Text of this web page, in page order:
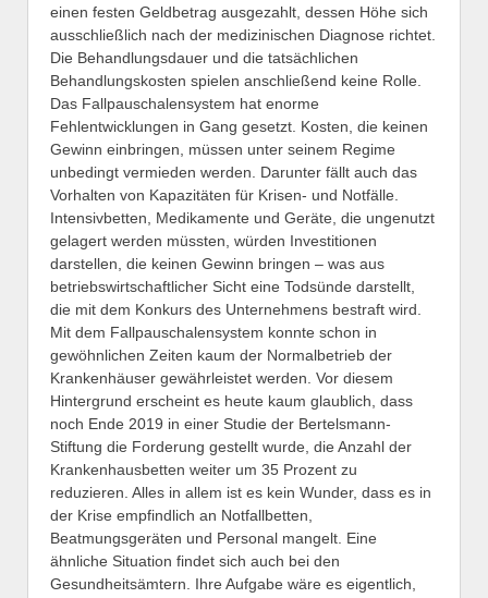
einen festen Geldbetrag ausgezahlt, dessen Höhe sich
ausschließlich nach der medizinischen Diagnose richtet.
Die Behandlungsdauer und die tatsächlichen
Behandlungskosten spielen anschließend keine Rolle.
Das Fallpauschalensystem hat enorme
Fehlentwicklungen in Gang gesetzt. Kosten, die keinen
Gewinn einbringen, müssen unter seinem Regime
unbedingt vermieden werden. Darunter fällt auch das
Vorhalten von Kapazitäten für Krisen- und Notfälle.
Intensivbetten, Medikamente und Geräte, die ungenutzt
gelagert werden müssten, würden Investitionen
darstellen, die keinen Gewinn bringen – was aus
betriebswirtschaftlicher Sicht eine Todsünde darstellt,
die mit dem Konkurs des Unternehmens bestraft wird.
Mit dem Fallpauschalensystem konnte schon in
gewöhnlichen Zeiten kaum der Normalbetrieb der
Krankenhäuser gewährleistet werden. Vor diesem
Hintergrund erscheint es heute kaum glaublich, dass
noch Ende 2019 in einer Studie der Bertelsmann-
Stiftung die Forderung gestellt wurde, die Anzahl der
Krankenhausbetten weiter um 35 Prozent zu
reduzieren. Alles in allem ist es kein Wunder, dass es in
der Krise empfindlich an Notfallbetten,
Beatmungsgeräten und Personal mangelt. Eine
ähnliche Situation findet sich auch bei den
Gesundheitsämtern. Ihre Aufgabe wäre es eigentlich,